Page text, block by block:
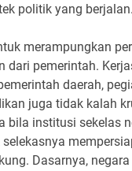
politik yang berjalan.
merampungkan
dari pemerintah.
daerah,
juga tidak kalah
bila institusi sekelas
Dasarnya,